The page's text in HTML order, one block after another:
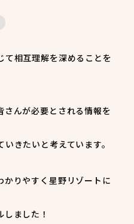
て相互理解を深めることを
さんが必要とされる情報を
きたいと考えています。
かりやすく星野リゾートに
ました！